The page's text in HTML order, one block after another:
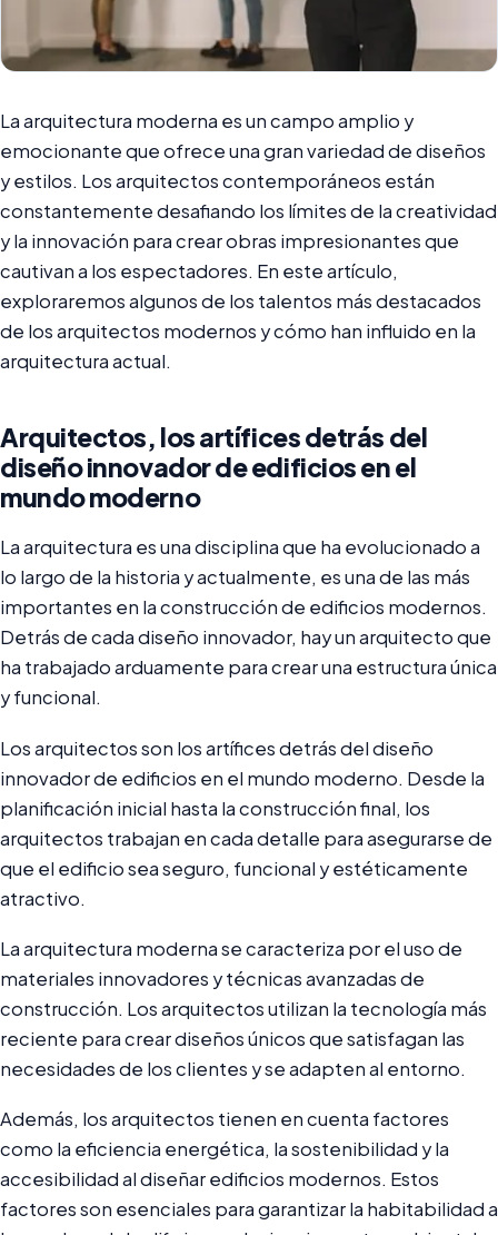
La arquitectura moderna es un campo amplio y
emocionante que ofrece una gran variedad de diseños
y estilos. Los arquitectos contemporáneos están
constantemente desafiando los límites de la creatividad
y la innovación para crear obras impresionantes que
cautivan a los espectadores. En este artículo,
exploraremos algunos de los talentos más destacados
de los arquitectos modernos y cómo han influido en la
arquitectura actual.
Arquitectos, los artífices detrás del
diseño innovador de edificios en el
mundo moderno
La arquitectura es una disciplina que ha evolucionado a
lo largo de la historia y actualmente, es una de las más
importantes en la construcción de edificios modernos.
Detrás de cada diseño innovador, hay un arquitecto que
ha trabajado arduamente para crear una estructura única
y funcional.
Los arquitectos son los artífices detrás del diseño
innovador de edificios en el mundo moderno. Desde la
planificación inicial hasta la construcción final, los
arquitectos trabajan en cada detalle para asegurarse de
que el edificio sea seguro, funcional y estéticamente
atractivo.
La arquitectura moderna se caracteriza por el uso de
materiales innovadores y técnicas avanzadas de
construcción. Los arquitectos utilizan la tecnología más
reciente para crear diseños únicos que satisfagan las
necesidades de los clientes y se adapten al entorno.
Además, los arquitectos tienen en cuenta factores
como la eficiencia energética, la sostenibilidad y la
accesibilidad al diseñar edificios modernos. Estos
factores son esenciales para garantizar la habitabilidad a